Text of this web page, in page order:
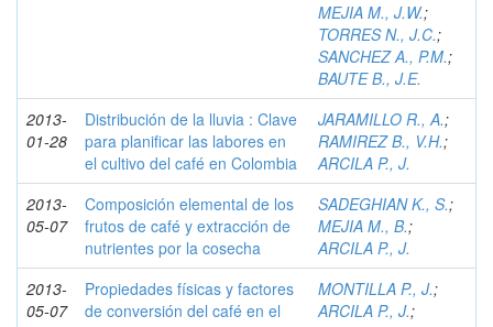
MEJIA M., J.W.;
TORRES N., J.C.;
SANCHEZ A., P.M.;
BAUTE B., J.E.
2013-
01-28
Distribución de la lluvia : Clave
para planificar las labores en
el cultivo del café en Colombia
JARAMILLO R., A.;
RAMIREZ B., V.H.;
ARCILA P., J.
2013-
05-07
Composición elemental de los
frutos de café y extracción de
nutrientes por la cosecha
SADEGHIAN K., S.;
MEJIA M., B.;
ARCILA P., J.
2013-
05-07
Propiedades físicas y factores
de conversión del café en el
MONTILLA P., J.;
ARCILA P., J.;